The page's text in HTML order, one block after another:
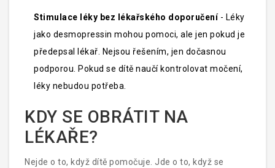
Stimulace léky bez lékařského doporučení- Léky
jako desmopressin mohou pomoci, ale jen pokud je
předepsal lékař. Nejsou řešením, jen dočasnou
podporou. Pokud se dítě naučí kontrolovat močení,
léky nebudou potřeba.
KDY SE OBRÁTIT NA
LÉKAŘE?
Nejde o to, když dítě pomočuje. Jde o to, když se